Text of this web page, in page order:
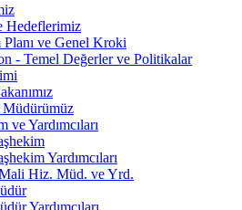
Hedeflerimiz
Planı ve Genel Kroki
- Temel Değerler ve Politikalar
Müdürümüz
ve Yardımcıları
Yardımcıları
Hiz. Müd. ve Yrd.
Yardımcıları